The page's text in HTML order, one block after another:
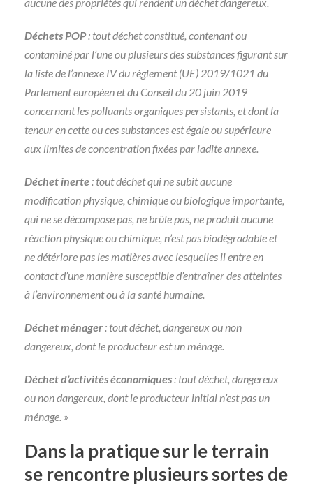
Déchets POP: tout déchet constitué, contenant ou
contaminé par l’une ou plusieurs des substances figurant sur
la liste de l’annexe IV du règlement (UE) 2019/1021 du
Parlement européen et du Conseil du 20 juin 2019
concernant les polluants organiques persistants, et dont la
teneur en cette ou ces substances est égale ou supérieure
aux limites de concentration fixées par ladite annexe.
Déchet inerte: tout déchet qui ne subit aucune
modification physique, chimique ou biologique importante,
qui ne se décompose pas, ne brûle pas, ne produit aucune
réaction physique ou chimique, n’est pas biodégradable et
ne détériore pas les matières avec lesquelles il entre en
contact d’une manière susceptible d’entraîner des atteintes
à l’environnement ou à la santé humaine.
Déchet ménager: tout déchet, dangereux ou non
dangereux, dont le producteur est un ménage.
Déchet d’activités économiques: tout déchet, dangereux
ou non dangereux, dont le producteur initial n’est pas un
ménage. »
Dans la pratique sur le terrain
se rencontre plusieurs sortes de